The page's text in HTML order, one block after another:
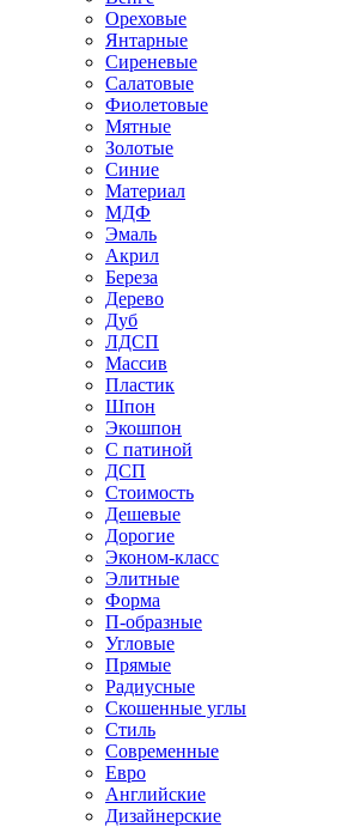
Ореховые
Янтарные
Сиреневые
Салатовые
Фиолетовые
Мятные
Золотые
Синие
Материал
МДФ
Эмаль
Акрил
Береза
Дерево
Дуб
ЛДСП
Массив
Пластик
Шпон
Экошпон
С патиной
ДСП
Стоимость
Дешевые
Дорогие
Эконом-класс
Элитные
Форма
П-образные
Угловые
Прямые
Радиусные
Скошенные углы
Стиль
Современные
Евро
Английские
Дизайнерские